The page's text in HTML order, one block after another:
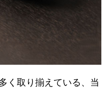
く取り揃えている、当